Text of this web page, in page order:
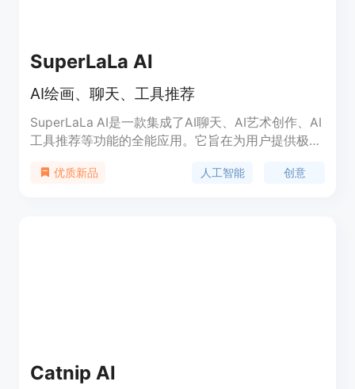
SuperLaLa AI
AI绘画、聊天、工具推荐
SuperLaLa AI是一款集成了AI聊天、AI艺术创作、AI
工具推荐等功能的全能应用。它旨在为用户提供极具
引领您进入令人着迷的人工智能领域，开启未来科技
优质新品 人工智能 创意
Catnip AI